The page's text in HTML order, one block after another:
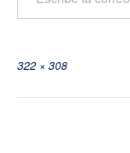
Tamaño
322 × 308